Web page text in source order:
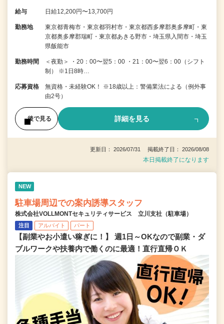
給与 日給12,200円〜13,700円
勤務地
東京都青梅市・東京都羽村市・東京都西多摩郡奥多摩町・東
京都奥多摩郡瑞町・東京都あきる野市・埼玉県入間市・埼玉
県飯能市
勤務時間
＜夜勤＞ ・20：00〜翌5：00 ・21：00〜翌6：00（シフト
制） ※1日8時…
応募資格
無資格・未経験OK！ ※18歳以上：警備業法による（例外事
由2号）
後で見る 詳細を見る
更新日： 2026/07/31 掲載終了日： 2026/08/08
本日掲載終了になります
NEW
駐車場周辺での案内誘導スタッフ
株式会社VOLLMONTセキュリティサービス 立川支社（駐車場）
注目 アルバイト パート
【副業やお小遣い稼ぎに！】 週1日～OKなので副業・ダ
ブルワークや扶養内で働くのに最適！直行直帰ＯＫ